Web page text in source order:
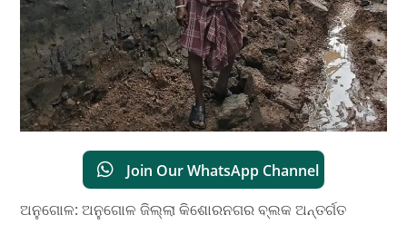
Join Our WhatsApp Channel
ଅନୁଗୋଳ: ଅନୁଗୋଳ ଜିଲ୍ଲା କିଶୋରନଗର ବ୍ଲକ ଅନ୍ତର୍ଗତ